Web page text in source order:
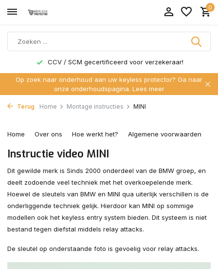
0
SCM gecertificeerd voor verzekeraar!
Op zoek naar onderhoud aan uw keyless protector? Ga naar
onze onderhoudspagina. Lees meer
Terug Home Montage instructies MINI
Home Over ons Hoe werkt het? Algemene voorwaarden
Instructie video MINI
Dit gewilde merk is Sinds 2000 onderdeel van de BMW groep, en
deelt zodoende veel techniek met het overkoepelende merk.
Hoewel de sleutels van BMW en MINI qua uiterlijk verschillen is de
onderliggende techniek gelijk. Hierdoor kan MINI op sommige
modellen ook het keyless entry system bieden. Dit systeem is niet
bestand tegen diefstal middels relay attacks.
De sleutel op onderstaande foto is gevoelig voor relay attacks.